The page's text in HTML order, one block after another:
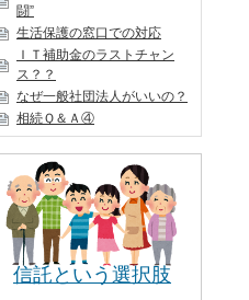
闘”
生活保護の窓口での対応
ＩＴ補助金のラストチャン
ス？？
なぜ一般社団法人がいいの？
相続Ｑ＆Ａ④
信託という選択肢